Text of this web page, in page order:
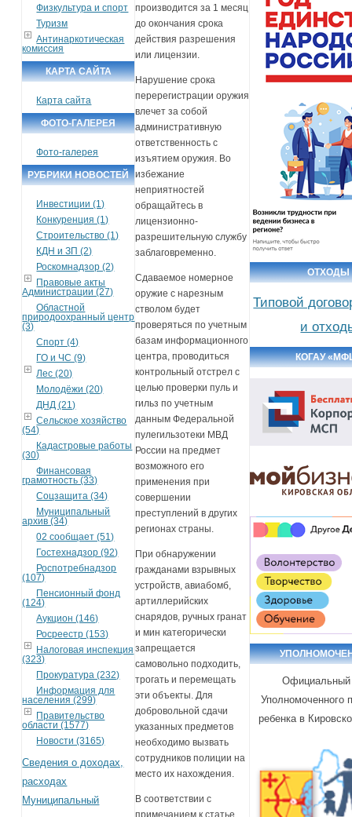
Физкультура и спорт
Туризм
Антинаркотическая
комиссия
КАРТА САЙТА
Карта сайта
ФОТО-ГАЛЕРЕЯ
Фото-галерея
РУБРИКИ НОВОСТЕЙ
Инвестиции (1)
Конкуренция (1)
Строительство (1)
КДН и ЗП (2)
Роскомнадзор (2)
Правовые акты
Администрации (27)
Областной
природоохранный центр
(3)
Спорт (4)
ГО и ЧС (9)
Лес (20)
Молодёжи (20)
ДНД (21)
Сельское хозяйство
(54)
Кадастровые работы
(30)
Финансовая
грамотность (33)
Соцзащита (34)
Муниципальный
архив (34)
02 сообщает (51)
Гостехнадзор (92)
Роспотребнадзор
(107)
Пенсионный фонд
(124)
Аукцион (146)
Росреестр (153)
Налоговая инспекция
(323)
Прокуратура (232)
Информация для
населения (299)
Правительство
области (1577)
Новости (3165)
Сведения о доходах,
расходах
Муниципальный
производится за 1 месяц
до окончания срока
действия разрешения
или лицензии.
Нарушение срока
перерегистрации оружия
влечет за собой
административную
ответственность с
изъятием оружия. Во
избежание
неприятностей
обращайтесь в
лицензионно-
разрешительную службу
заблаговременно.
Сдаваемое номерное
оружие с нарезным
стволом будет
проверяться по учетным
базам информационного
центра, проводиться
контрольный отстрел с
целью проверки пуль и
гильз по учетным
данным Федеральной
пулегильзотеки МВД
России на предмет
возможного его
применения при
совершении
преступлений в других
регионах страны.
При обнаружении
гражданами взрывных
устройств, авиабомб,
артиллерийских
снарядов, ручных гранат
и мин категорически
запрещается
самовольно подходить,
трогать и перемещать
эти объекты. Для
добровольной сдачи
указанных предметов
необходимо вызвать
сотрудников полиции на
место их нахождения.
В соответствии с
ОТХОДЫ
Типовой
и
КОГАУ
Официальный
Уполномоченного
ребенка в